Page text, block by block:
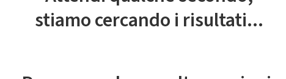
stiamo cercando i risultati...